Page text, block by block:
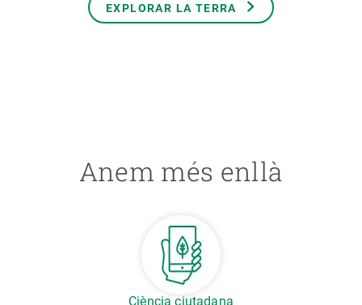
EXPLORAR LA TERRA
Anem més enllà
Ciència ciutadana